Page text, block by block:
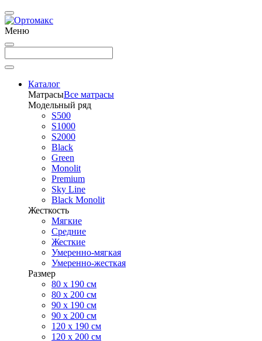
Меню
Каталог
МатрасыВсе матрасы
Модельный ряд
S500
S1000
S2000
Black
Green
Monolit
Premium
Sky Line
Black Monolit
Жесткость
Мягкие
Средние
Жесткие
Умеренно-мягкая
Умеренно-жесткая
Размер
80 х 190 см
80 х 200 см
90 х 190 см
90 х 200 см
120 х 190 см
120 х 200 см